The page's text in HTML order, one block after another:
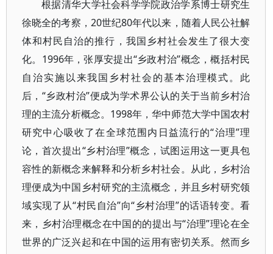
根据清华大学社会科学学院政治学系博士研究生
徐晓全的考察，20世纪80年代以来，随着人民公社解
体和村民自治的推行，我国乡村社会发生了很大变
化。1996年，张厚安提出“乡政村治”概念，概括村民
自治实施以来我国乡村社会的基本治理模式。此
后，“乡政村治”便成为学术界公认的关于当前乡村治
理的主流分析概念。1998年，华中师范大学中国农村
研究中心吸收了在全球范围内日益流行的“治理”理
论，首次提出“乡村治理”概念，试图运用这一更具包
容性的新概念来解释和分析乡村社会。从此，乡村治
理便成为中国乡村研究的主流概念，并且乡村研究领
域实现了从“村民自治”向“乡村治理”的话语转变。看
来，乡村治理概念在中国的的提出与“治理”理论在全
世界的广泛兴起和在中国的运用有密切关系。然而乡